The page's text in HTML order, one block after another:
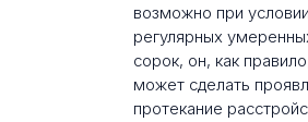
возможно при
регулярных
сорок, он, как
может сделать
протекание